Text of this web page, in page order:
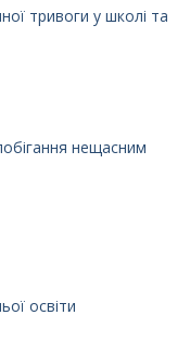
тривоги у школі та
нещасним
освіти